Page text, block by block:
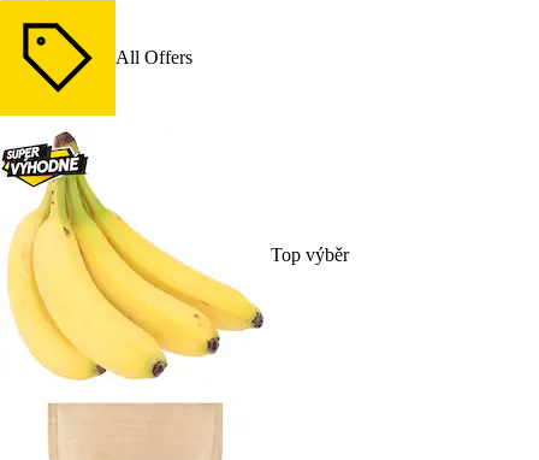
All Offers
Top výběr